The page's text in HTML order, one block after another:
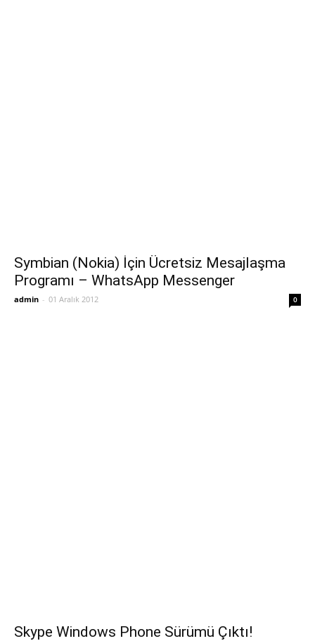
Symbian (Nokia) İçin Ücretsiz Mesajlaşma
Programı – WhatsApp Messenger
admin - 01 Aralık 2012 0
Skype Windows Phone Sürümü Çıktı!